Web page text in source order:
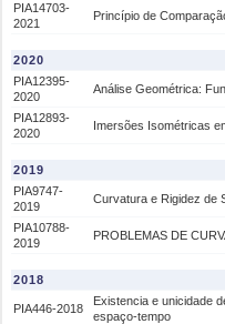
PIA14703-
2021
Princípio de
2020
PIA12395-
2020
Análise Geométrica:
PIA12893-
2020
Imersões Isométricas
2019
PIA9747-
2019
Curvatura e Rigidez de
PIA10788-
2019
PROBLEMAS DE
2018
PIA446-2018
Existencia e unicidade
espaço-tempo